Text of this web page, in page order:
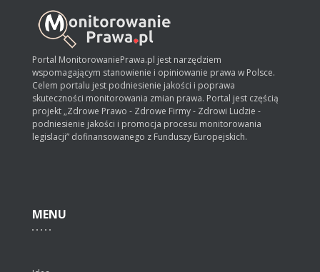
Portal MonitorowaniePrawa.pl jest narzędziem
wspomagającym stanowienie i opiniowanie prawa w Polsce.
Celem portalu jest podniesienie jakości i poprawa
skuteczności monitorowania zmian prawa. Portal jest częścią
projekt „Zdrowe Prawo - Zdrowe Firmy - Zdrowi Ludzie -
podniesienie jakości i promocja procesu monitorowania
legislacji” dofinansowanego z Funduszy Europejskich.
MENU